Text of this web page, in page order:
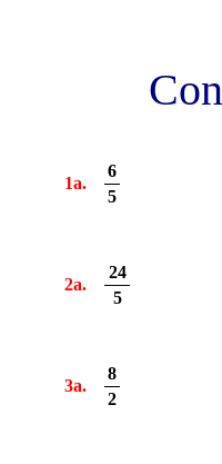
1a.
6
5
2a.
24
5
3a.
8
2